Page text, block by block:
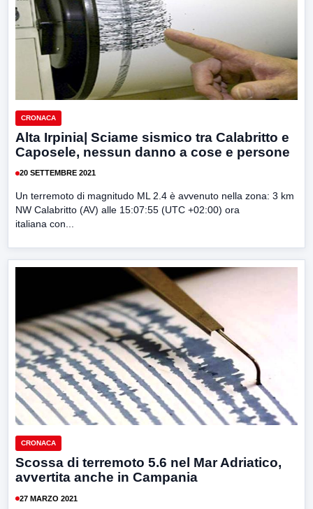
CRONACA
Alta Irpinia| Sciame sismico tra Calabritto e
Caposele, nessun danno a cose e persone
20 SETTEMBRE 2021
Un terremoto di magnitudo ML 2.4 è avvenuto nella zona: 3 km
NW Calabritto (AV) alle 15:07:55 (UTC +02:00) ora
italiana con...
CRONACA
Scossa di terremoto 5.6 nel Mar Adriatico,
avvertita anche in Campania
27 MARZO 2021